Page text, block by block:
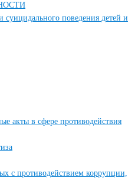
суицидального поведения детей и
акты в сфере противодействия
с противодействием коррупции,